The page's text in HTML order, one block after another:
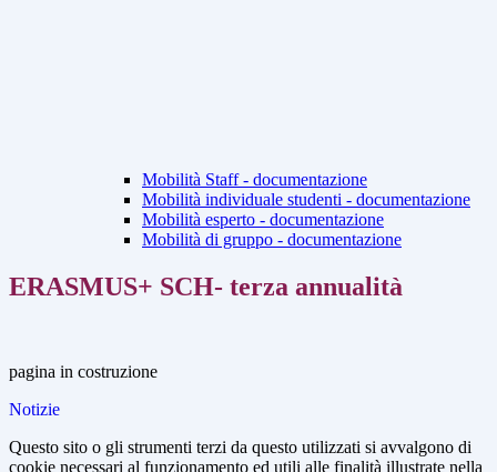
Mobilità Staff - documentazione
Mobilità individuale studenti - documentazione
Mobilità esperto - documentazione
Mobilità di gruppo - documentazione
ERASMUS+ SCH- terza annualità
pagina in costruzione
Notizie
Questo sito o gli strumenti terzi da questo utilizzati si avvalgono di
cookie necessari al funzionamento ed utili alle finalità illustrate nella